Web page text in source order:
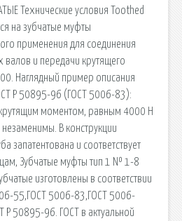
Технические условия Toothed
на зубчатые муфты
применения для соединения
валов и передачи крутящего
Наглядный пример описания
Р 50895-96 (ГОСТ 5006-83):
крутящим моментом, равным 4000 Н
В конструкции
запатентована и соответствует
Зубчатые муфты тип 1 № 1-8
изготовлены в соответствии
55,ГОСТ 5006-83,ГОСТ 5006-
Р 50895-96. ГОСТ в актуальной